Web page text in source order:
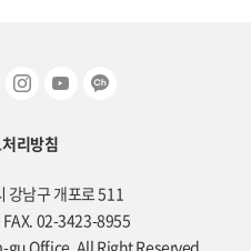
리방침
강남구 개포로 511
02-3423-8955
gu Office. All Right Reserved.